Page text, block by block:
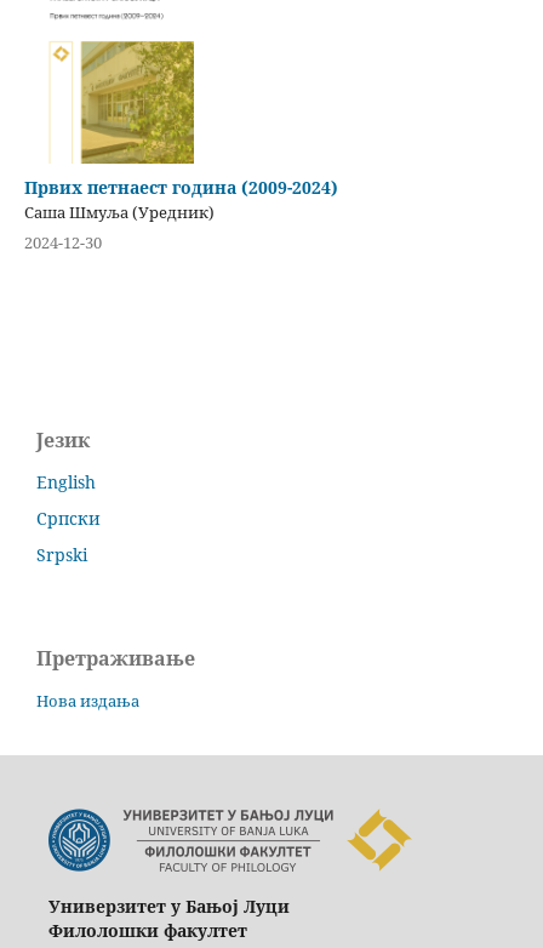
Првих петнаест година (2009-2024)
Саша Шмуља (Уредник)
2024-12-30
Језик
English
Српски
Srpski
Претраживање
Нова издања
Универзитет у Бањој Луци
Филолошки факултет